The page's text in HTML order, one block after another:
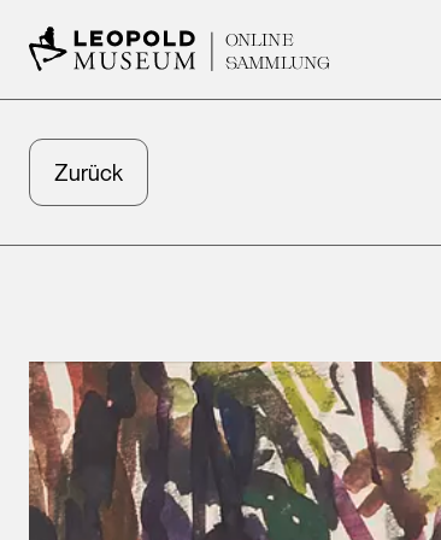
ONLINE
SAMMLUNG
Zurück